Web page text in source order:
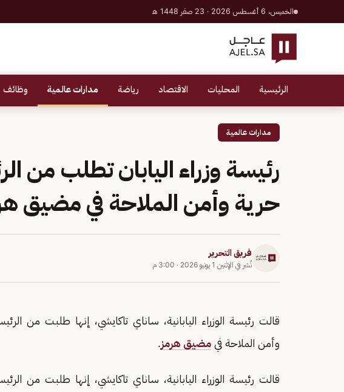
الخميس، 6 أغسطس 2026 · 23 صفر 1448 هـ
الرئيسية المحليات الاقتصاد رياضة مدارات عالمية وظائف
مدارات عالمية
رئيسة وزراء اليابان تطلب من
حرية وأمن الملاحة في مضيق
فريق التحرير
نُشر في الإثنين 1 يونيو 2026 · 3:00 م
قالت رئيسة الوزراء اليابانية، ساناي تاكايشي، إنها طلبت من
وأمن الملاحة في مضيق هرمز.
قالت رئيسة الوزراء اليابانية، ساناي تاكايشي، إنها طلبت من